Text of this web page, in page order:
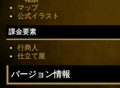
マップ
公式イラスト
課金要素
行商人
仕立て屋
バージョン情報